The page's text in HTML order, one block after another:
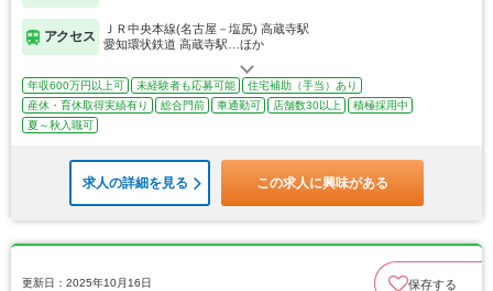
アクセス
ＪＲ中央本線(名古屋－塩尻) 高蔵寺駅
愛知環状鉄道 高蔵寺駅…ほか
年収600万円以上可 未経験者も応募可能
住宅補助（手当）あり
産休・育休取得実績有り
総合門前 車通勤可 店舗数30以上
積極採用中
夏～秋入職可
求人の詳細を見る この求人に興味がある
更新日：2025年10月16日 保存する